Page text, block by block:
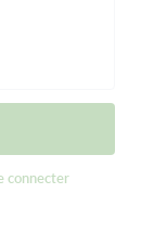
connecter